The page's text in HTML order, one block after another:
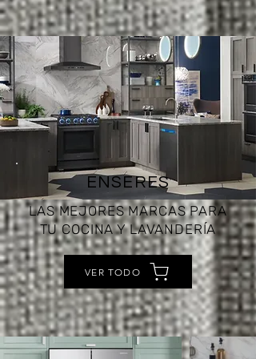
ENSERES
LAS MEJORES MARCAS PARA
TU COCINA Y LAVANDERÍA
VER TODO